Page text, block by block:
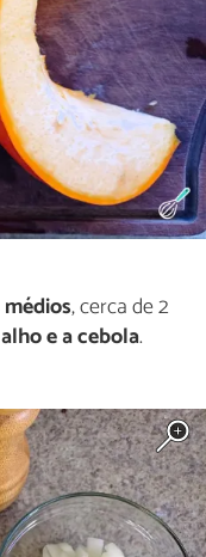
, cerca de 2
alho e a cebola.